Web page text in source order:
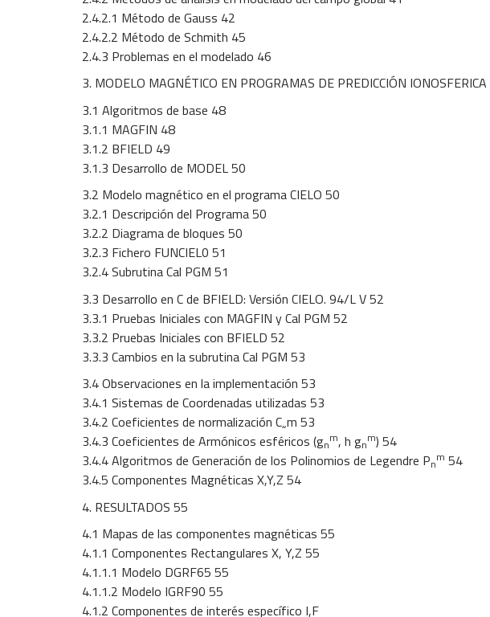
2.4.2.1 Método de Gauss 42
2.4.2.2 Método de Schmith 45
2.4.3 Problemas en el modelado 46
3. MODELO MAGNÉTICO EN PROGRAMAS DE PREDICCIÓN
3.1 Algoritmos de base 48
3.1.1 MAGFIN 48
3.1.2 BFIELD 49
3.1.3 Desarrollo de MODEL 50
3.2 Modelo magnético en el programa CIELO 50
3.2.1 Descripción del Programa 50
3.2.2 Diagrama de bloques 50
3.2.3 Fichero FUNCIEL0 51
3.2.4 Subrutina Cal PGM 51
3.3 Desarrollo en C de BFIELD: Versión CIELO. 94/L V 52
3.3.1 Pruebas Iniciales con MAGFIN y Cal PGM 52
3.3.2 Pruebas Iniciales con BFIELD 52
3.3.3 Cambios en la subrutina Cal PGM 53
3.4 Observaciones en la implementación 53
3.4.1 Sistemas de Coordenadas utilizadas 53
3.4.2 Coeficientes de normalización C„m 53
3.4.3 Coeficientes de Armónicos esféricos (gnm, h gnm) 54
3.4.4 Algoritmos de Generación de los Polinomios de Legendre Pnm 54
3.4.5 Componentes Magnéticas X,Y,Z 54
4. RESULTADOS 55
4.1 Mapas de las componentes magnéticas 55
4.1.1 Componentes Rectangulares X, Y,Z 55
4.1.1.1 Modelo DGRF65 55
4.1.1.2 Modelo IGRF90 55
4.1.2 Componentes de interés específico I,F